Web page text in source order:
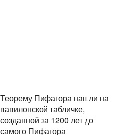
Теорему Пифагора нашли на
вавилонской табличке,
созданной за 1200 лет до
самого Пифагора